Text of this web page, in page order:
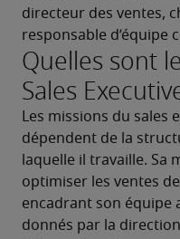
directeur des ventes,
responsable d’équipe
Quelles sont
Sales
Les missions du sales
dépendent de la
laquelle il travaille. Sa
optimiser les ventes
encadrant son équipe
donnés par la